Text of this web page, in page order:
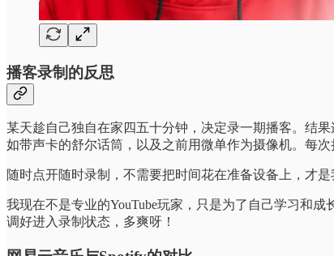
播客录制的反思
某天趁自己独自在家四五十分钟，决定录一期播客。结
如带声卡的舒尔话筒，以及之前用微单作为摄像机。每
随时点开随时录制，不需要把时间花在准备设备上，才
我现在不是专业的YouTube玩家，只是为了自己学习和
调好进入录制状态，多爽呀！